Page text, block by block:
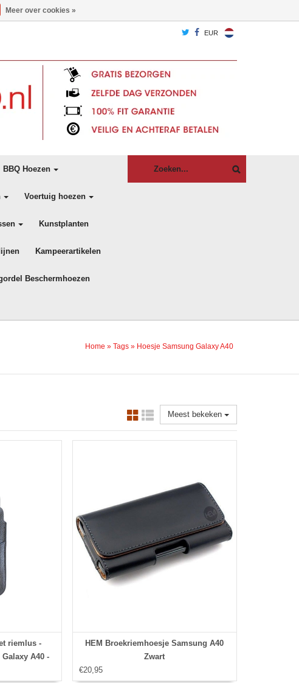
EUR
BBQ Hoezen
Voertuig hoezen
Kunstplanten
Kampeerartikelen
Beschermhoezen
Home » Tags » Hoesje Samsung Galaxy A40
Meest bekeken
riemlus -
A40 -
HEM Broekriemhoesje Samsung A40
Zwart
€20,95
Meer over cookies »